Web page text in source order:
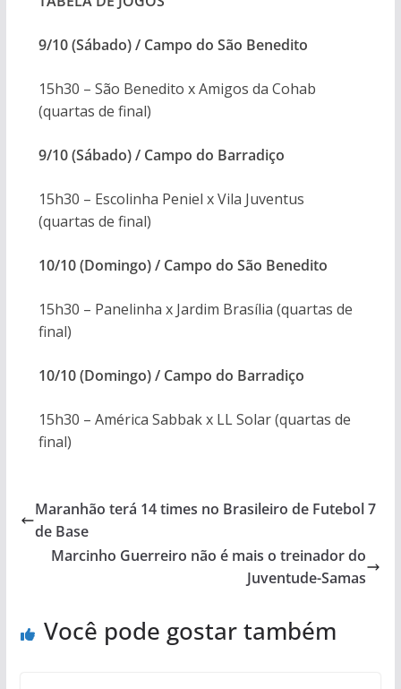
9/10 (Sábado) / Campo do São Benedito
15h30 – São Benedito x Amigos da Cohab
(quartas de final)
9/10 (Sábado) / Campo do Barradiço
15h30 – Escolinha Peniel x Vila Juventus
(quartas de final)
10/10 (Domingo) / Campo do São Benedito
15h30 – Panelinha x Jardim Brasília (quartas de
final)
10/10 (Domingo) / Campo do Barradiço
15h30 – América Sabbak x LL Solar (quartas de
final)
Maranhão terá 14 times no Brasileiro de Futebol 7
de Base
Marcinho Guerreiro não é mais o treinador do
Juventude-Samas
Você pode gostar também